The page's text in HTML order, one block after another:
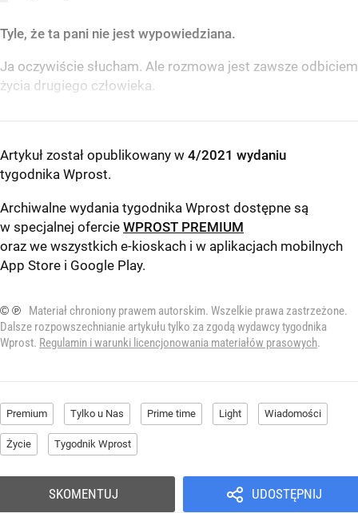
Tyle, że ta pani nie jest wypowiedziana.
Ja oczywiście słucham. Ale rozmowa jest zawsze odbiciem
życia drugiego człowieka.
Artykuł został opublikowany w 4/2021 wydaniu
tygodnika Wprost.
Archiwalne wydania tygodnika Wprost dostępne są
w specjalnej ofercie WPROST PREMIUM
oraz we wszystkich e-kioskach i w aplikacjach mobilnych
App Store i Google Play.
© ℗
Materiał chroniony prawem autorskim. Wszelkie prawa zastrzeżone.
Dalsze rozpowszechnianie artykułu tylko za zgodą wydawcy tygodnika
Wprost. Regulamin i warunki licencjonowania materiałów prasowych.
Premium Tylko u Nas Prime time Light Wiadomości
Życie Tygodnik Wprost
UDOSTĘPNIJ
SKOMENTUJ